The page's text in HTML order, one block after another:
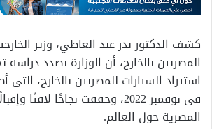
كشف الدكتور بدر عبد العاطي، وزير
المصريين بالخارج، أن الوزارة بصدد دراسة
استيراد السيارات للمصريين بالخارج،
في نوفمبر 2022، وحققت نجاحًا
المصرية حول العالم.